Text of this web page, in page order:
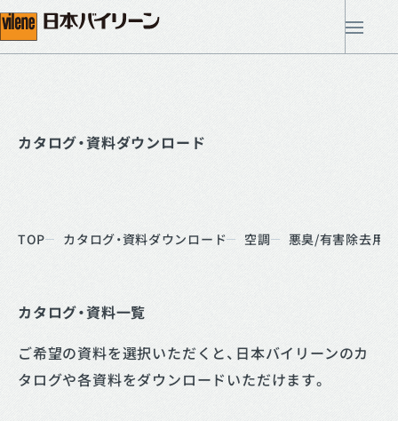
カタログ・資料ダウンロード
TOP カタログ・資料ダウンロード 空調 悪臭/有害除去用
カタログ・資料一覧
ご希望の資料を選択いただくと、日本バイリーンのカ
タログや各資料をダウンロードいただけます。